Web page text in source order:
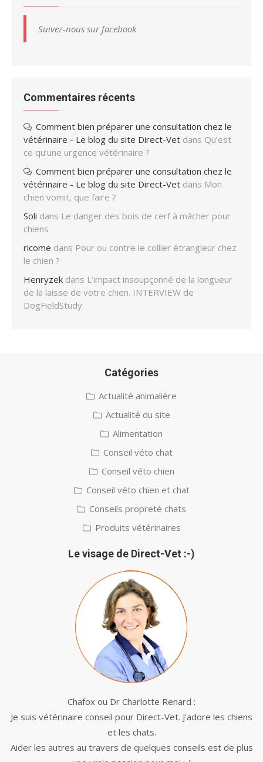
Suivez-nous sur facebook
Commentaires récents
Comment bien préparer une consultation chez le
vétérinaire - Le blog du site Direct-Vet dans Qu’est
ce qu’une urgence vétérinaire ?
Comment bien préparer une consultation chez le
vétérinaire - Le blog du site Direct-Vet dans Mon
chien vomit, que faire ?
Soli dans Le danger des bois de cerf à mâcher pour
chiens
ricome dans Pour ou contre le collier étrangleur chez
le chien ?
Henryzek dans L’impact insoupçonné de la longueur
de la laisse de votre chien. INTERVIEW de
DogFieldStudy
Catégories
Actualité animalière
Actualité du site
Alimentation
Conseil véto chat
Conseil véto chien
Conseil véto chien et chat
Conseils propreté chats
Produits vétérinaires
Le visage de Direct-Vet :-)
Chafox ou Dr Charlotte Renard :
Je suis vétérinaire conseil pour Direct-Vet. J'adore les chiens
et les chats.
Aider les autres au travers de quelques conseils est de plus